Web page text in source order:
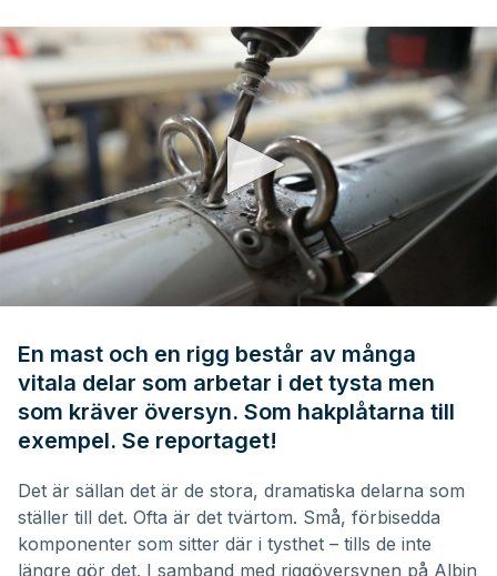
minutes,
En mast och en rigg består av många
vitala delar som arbetar i det tysta men
som kräver översyn. Som hakplåtarna till
exempel. Se reportaget!
Det är sällan det är de stora, dramatiska delarna som
ställer till det. Ofta är det tvärtom. Små, förbisedda
komponenter som sitter där i tysthet – tills de inte
längre gör det. I samband med riggöversynen på Albin